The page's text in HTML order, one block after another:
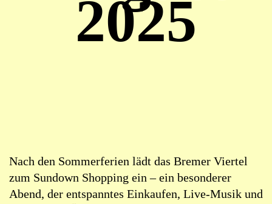
2025
Nach den Sommerferien lädt das Bremer Viertel
zum Sundown Shopping ein – ein besonderer
Abend, der entspanntes Einkaufen, Live-Musik und